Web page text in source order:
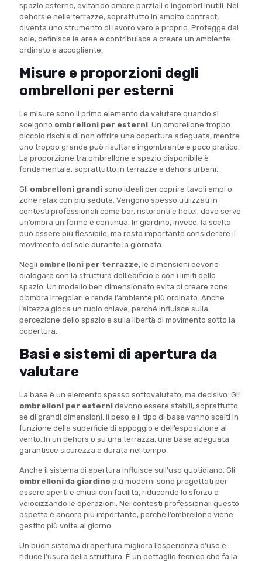
spazio esterno, evitando ombre parziali o ingombri inutili. Nei
dehors e nelle terrazze, soprattutto in ambito contract,
diventa uno strumento di lavoro vero e proprio. Protegge dal
sole, definisce le aree e contribuisce a creare un ambiente
ordinato e accogliente.
Misure e proporzioni degli
ombrelloni per esterni
Le misure sono il primo elemento da valutare quando si
scelgono ombrelloni per esterni. Un ombrellone troppo
piccolo rischia di non offrire una copertura adeguata, mentre
uno troppo grande può risultare ingombrante e poco pratico.
La proporzione tra ombrellone e spazio disponibile è
fondamentale, soprattutto in terrazze e dehors urbani.
Gli ombrelloni grandi sono ideali per coprire tavoli ampi o
zone relax con più sedute. Vengono spesso utilizzati in
contesti professionali come bar, ristoranti e hotel, dove serve
un’ombra uniforme e continua. In giardino, invece, la scelta
può essere più flessibile, ma resta importante considerare il
movimento del sole durante la giornata.
Negli ombrelloni per terrazze, le dimensioni devono
dialogare con la struttura dell’edificio e con i limiti dello
spazio. Un modello ben dimensionato evita di creare zone
d’ombra irregolari e rende l’ambiente più ordinato. Anche
l’altezza gioca un ruolo chiave, perché influisce sulla
percezione dello spazio e sulla libertà di movimento sotto la
copertura.
Basi e sistemi di apertura da
valutare
La base è un elemento spesso sottovalutato, ma decisivo. Gli
ombrelloni per esterni devono essere stabili, soprattutto
se di grandi dimensioni. Il peso e il tipo di base vanno scelti in
funzione della superficie di appoggio e dell’esposizione al
vento. In un dehors o su una terrazza, una base adeguata
garantisce sicurezza e durata nel tempo.
Anche il sistema di apertura influisce sull’uso quotidiano. Gli
ombrelloni da giardino più moderni sono progettati per
essere aperti e chiusi con facilità, riducendo lo sforzo e
velocizzando le operazioni. Nei contesti professionali questo
aspetto è ancora più importante, perché l’ombrellone viene
gestito più volte al giorno.
Un buon sistema di apertura migliora l’esperienza d’uso e
riduce l’usura della struttura. È un dettaglio tecnico che fa la